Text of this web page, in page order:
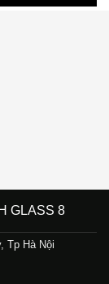
GLASS 8
Tp Hà Nội